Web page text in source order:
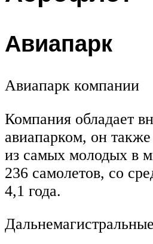
Авиапарк
Авиапарк компании
Компания обладает
авиапарком, он
из самых молодых в
236 самолетов, со
4,1 года.